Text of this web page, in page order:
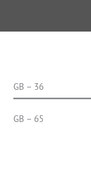
springen
GB – 36
GB – 65